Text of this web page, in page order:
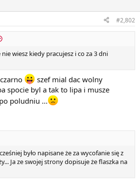
#2,802
wiesz kiedy pracujesz i co za 3 dni
szef mial dac wolny
spocie byl a tak to lipa i musze
poludniu ...
było napisane że za wycofanie się z
Ja ze swojej strony dopisuje że flaszka na